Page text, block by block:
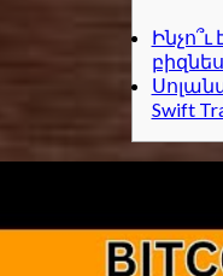
Swift